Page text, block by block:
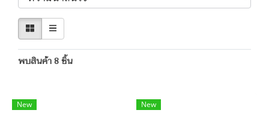
พบสินค้า 8 ชิ้น
New New